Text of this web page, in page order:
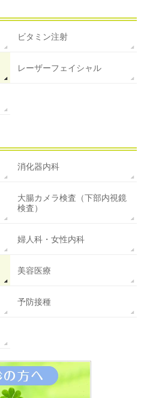
ビタミン注射
レーザーフェイシャル
消化器内科
大腸カメラ検査（下部内視鏡
検査）
婦人科・女性内科
美容医療
予防接種